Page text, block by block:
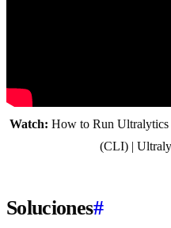
Watch: How to Run Ultralytics
(CLI) |
Soluciones#